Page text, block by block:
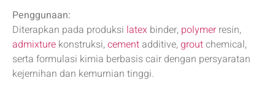
Penggunaan:
Diterapkan pada produksi latex binder, polymer resin,
admixture konstruksi,cement additive,groutchemical,
serta formulasi kimia berbasis cair dengan persyaratan
kejernihan dan kemurnian tinggi.